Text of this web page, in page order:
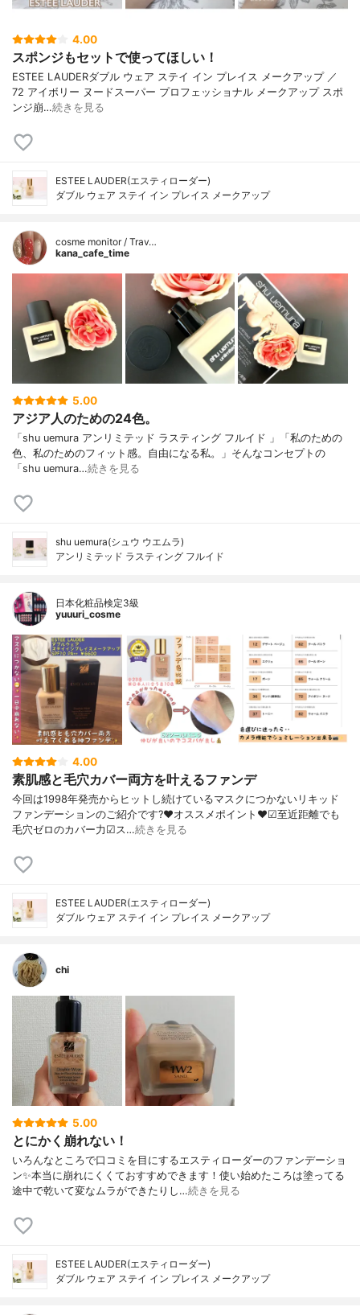
4.00
スポンジもセットで使ってほしい！
ESTEE LAUDERダブル ウェア ステイ イン プレイス メークアップ ／
72 アイボリー ヌードスーパー プロフェッショナル メークアップ スポ
ンジ崩…続きを見る
ESTEE LAUDER(エスティローダー)
ダブル ウェア ステイ イン プレイス メークアップ
cosme monitor / Trav…
kana_cafe_time
5.00
アジア人のための24色。
「shu uemura アンリミテッド ラスティング フルイド 」「私のための
色、私のためのフィット感。自由になる私。」そんなコンセプトの
「shu uemura…続きを見る
shu uemura(シュウ ウエムラ)
アンリミテッド ラスティング フルイド
日本化粧品検定3級
yuuuri_cosme
4.00
素肌感と毛穴カバー両方を叶えるファンデ
今回は1998年発売からヒットし続けているマスクにつかないリキッド
ファンデーションのご紹介です?❤︎オススメポイント❤︎☑︎至近距離でも
毛穴ゼロのカバー力☑︎ス…続きを見る
ESTEE LAUDER(エスティローダー)
ダブル ウェア ステイ イン プレイス メークアップ
chi
5.00
とにかく崩れない！
いろんなところで口コミを目にするエスティローダーのファンデーショ
ン✨本当に崩れにくくておすすめできます！使い始めたころは塗ってる
途中で乾いて変なムラができたりし…続きを見る
ESTEE LAUDER(エスティローダー)
ダブル ウェア ステイ イン プレイス メークアップ